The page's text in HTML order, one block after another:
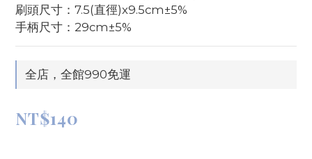
刷頭尺寸：7.5(直徑)x9.5cm±5%
手柄尺寸：29cm±5%
全店，全館990免運
NT$140